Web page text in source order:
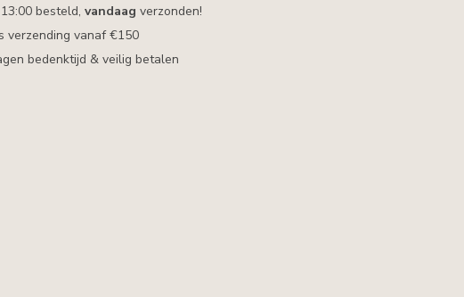
besteld,vandaag verzonden!
verzending vanaf €150
bedenktijd & veilig betalen